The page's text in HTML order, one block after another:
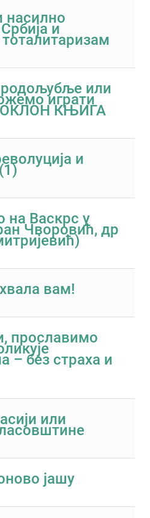
насилно
и
или
играти
КЊИГА
и
на Васкрс у
Чворовић, др
вам!
прославимо
– без страха и
или
јашу